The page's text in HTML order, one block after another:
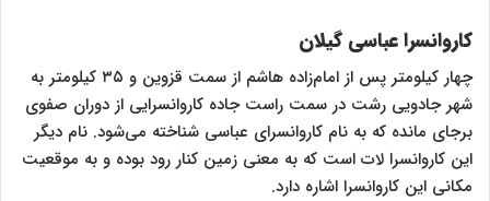
کاروانسرا عباسی گیلان
چهار کیلومتر پس از امام‌زاده هاشم از سمت قزوین و ۳۵ کیلومتر به
شهر جادویی رشت در سمت راست جاده کاروانسرایی از دوران صفوی
برجای مانده که به نام کاروانسرای عباسی شناخته می‌شود. نام دیگر
این کاروانسرا لات است که به معنی زمین‌ کنار رود بوده و به موقعیت
مکانی این کاروانسرا اشاره دارد.‌